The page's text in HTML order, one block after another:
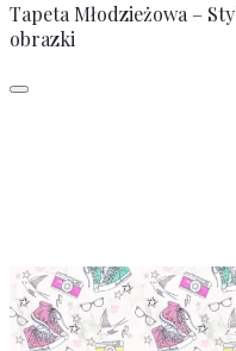
Tapeta Młodzieżowa –
obrazki